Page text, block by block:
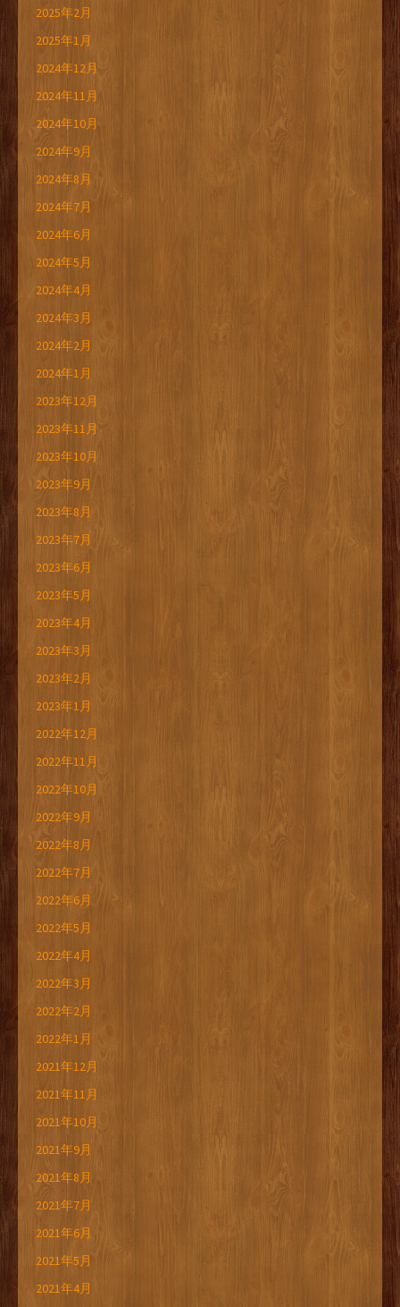
2025年2月
2025年1月
2024年12月
2024年11月
2024年10月
2024年9月
2024年8月
2024年7月
2024年6月
2024年5月
2024年4月
2024年3月
2024年2月
2024年1月
2023年12月
2023年11月
2023年10月
2023年9月
2023年8月
2023年7月
2023年6月
2023年5月
2023年4月
2023年3月
2023年2月
2023年1月
2022年12月
2022年11月
2022年10月
2022年9月
2022年8月
2022年7月
2022年6月
2022年5月
2022年4月
2022年3月
2022年2月
2022年1月
2021年12月
2021年11月
2021年10月
2021年9月
2021年8月
2021年7月
2021年6月
2021年5月
2021年4月